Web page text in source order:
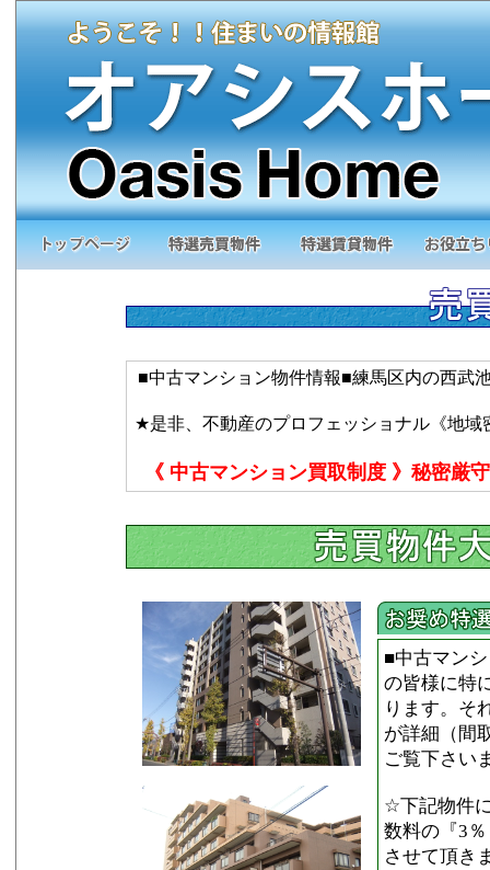
■中古マンション物件情報■練馬区内の西武
★是非、不動産のプロフェッショナル《地域
《 中古マンション買取制度 》秘密厳守
■中古マン
の皆様に特
ります。そ
が詳細（間
ご覧下さい
☆下記物件
数料の『3
させて頂き